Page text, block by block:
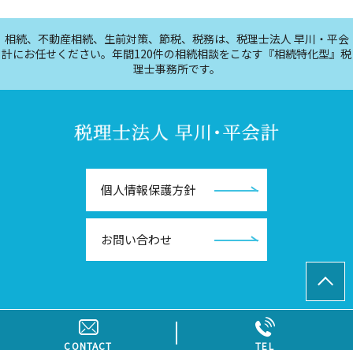
相続、不動産相続、生前対策、節税、税務は、税理士法人 早川・平会
計にお任せください。年間120件の相続相談をこなす『相続特化型』税
理士事務所です。
個人情報保護方針
お問い合わせ
© 税理士法人早川・平会計